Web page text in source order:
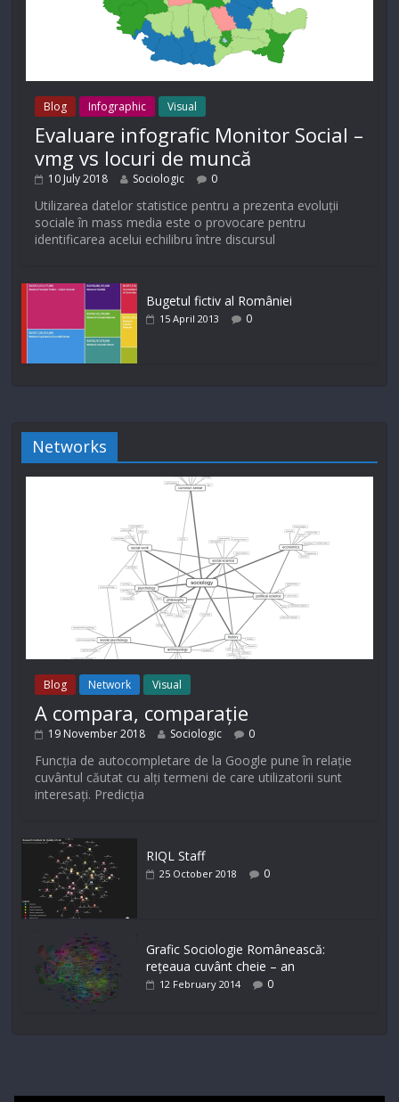
Blog Infographic Visual
Evaluare infografic Monitor Social –
vmg vs locuri de muncă
10 July 2018 Sociologic 0
Utilizarea datelor statistice pentru a prezenta evoluții
sociale în mass media este o provocare pentru
identificarea acelui echilibru între discursul
Bugetul fictiv al României
15 April 2013 0
Networks
Blog Network Visual
A compara, comparație
19 November 2018 Sociologic 0
Funcția de autocompletare de la Google pune în relație
cuvântul căutat cu alți termeni de care utilizatorii sunt
interesați. Predicția
RIQL Staff
25 October 2018 0
Grafic Sociologie Românească:
rețeaua cuvânt cheie – an
12 February 2014 0